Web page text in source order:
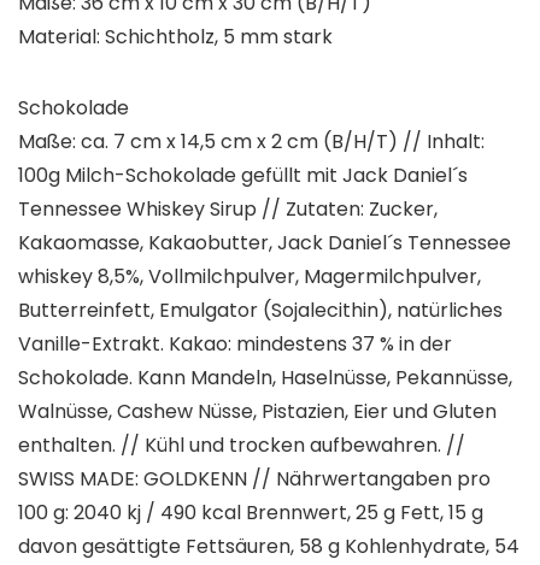
Material: Schichtholz, 5 mm stark
Schokolade
Maße: ca. 7 cm x 14,5 cm x 2 cm (B/H/T) // Inhalt:
100g Milch-Schokolade gefüllt mit Jack Daniel´s
Tennessee Whiskey Sirup // Zutaten: Zucker,
Kakaomasse, Kakaobutter, Jack Daniel´s Tennessee
whiskey 8,5%, Vollmilchpulver, Magermilchpulver,
Butterreinfett, Emulgator (Sojalecithin), natürliches
Vanille-Extrakt. Kakao: mindestens 37 % in der
Schokolade. Kann Mandeln, Haselnüsse, Pekannüsse,
Walnüsse, Cashew Nüsse, Pistazien, Eier und Gluten
enthalten. // Kühl und trocken aufbewahren. //
SWISS MADE: GOLDKENN // Nährwertangaben pro
100 g: 2040 kj / 490 kcal Brennwert, 25 g Fett, 15 g
davon gesättigte Fettsäuren, 58 g Kohlenhydrate, 54